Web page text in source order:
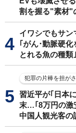
割を握る"素材"
イワシでもサン
｢がん･動脈硬
とれる魚の種類
犯罪の片棒を担が
習近平が｢日本
末…｢8万円の激
中国人観光客の